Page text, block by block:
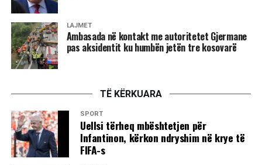
LAJMET
Ambasada në kontakt me autoritetet Gjermane
pas aksidentit ku humbën jetën tre kosovarë
TË KËRKUARA
SPORT
Uellsi tërheq mbështetjen për
Infantinon, kërkon ndryshim në krye të
FIFA-s